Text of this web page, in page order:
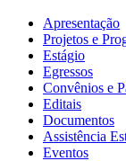
Apresentação
Projetos e
Estágio
Egressos
Convênios e
Editais
Documentos
Assistência
Eventos